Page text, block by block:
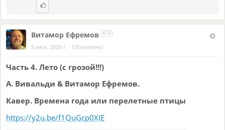
И золы угасшей, холод
Заменил души покой.
А былой свободы голод
Брось тоску, взгляни на небо,
Сделай шаг к своей судьбе.
Здесь ты был, а там ты не был.
Дай ответ своей беде.
Витамор Ефремов 673
9 июл. 2026 г. · Обновлено
Часть 4. Лето (с грозой!!!)
А. Вивальди & Витамор Ефремов.
Кавер. Времена года или перелетные птицы
https://y2u.be/f1QuGcp0XIE